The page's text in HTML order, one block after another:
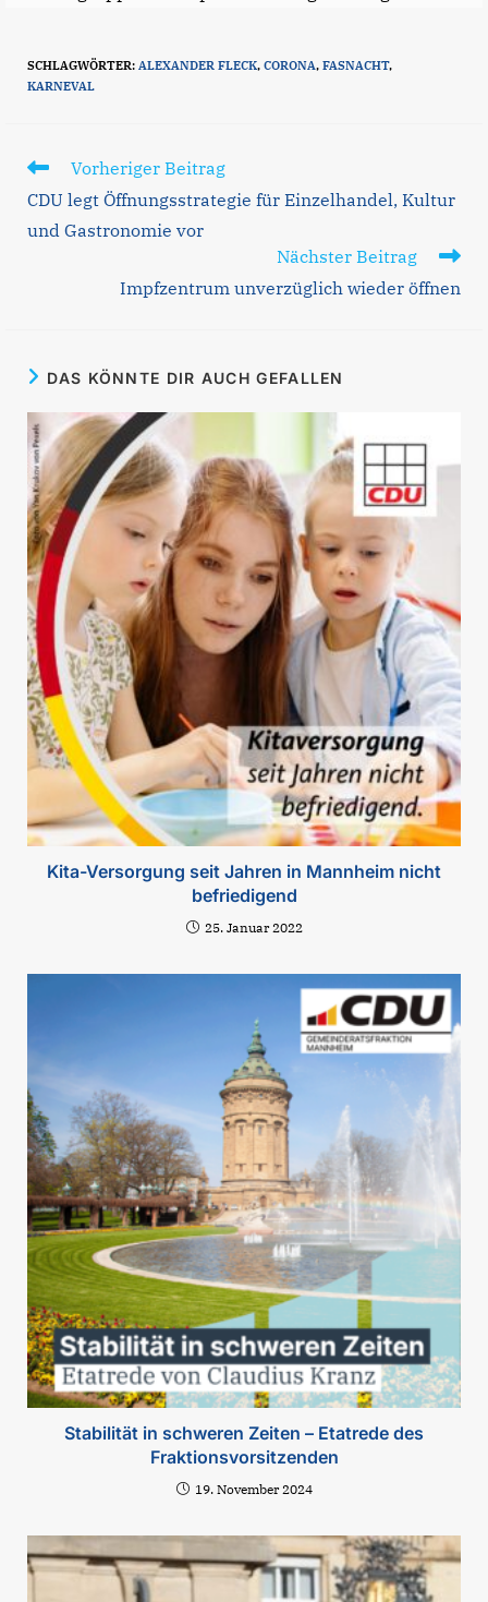
SCHLAGWÖRTER: ALEXANDER FLECK, CORONA, FASNACHT,
KARNEVAL
Weitere
ansehen
Vorheriger Beitrag
CDU legt Öffnungsstrategie für Einzelhandel, Kultur
und Gastronomie vor
Nächster Beitrag
Impfzentrum unverzüglich wieder öffnen
DAS KÖNNTE DIR AUCH GEFALLEN
Kita-Versorgung seit Jahren in Mannheim nicht
befriedigend
25. Januar 2022
Stabilität in schweren Zeiten – Etatrede des
Fraktionsvorsitzenden
19. November 2024